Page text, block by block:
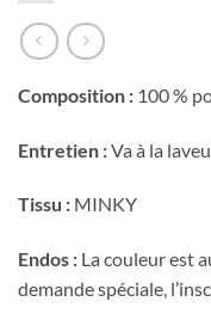
Composition : 100 %
Entretien :Va à la
Tissu : MINKY
Endos : La couleur est
demande spéciale,
Cliquez
ici
obtenir